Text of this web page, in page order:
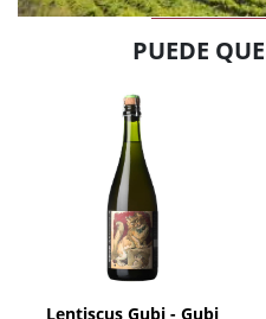
PUEDE
Lentiscus Gubi - Gubi
AÑADIR